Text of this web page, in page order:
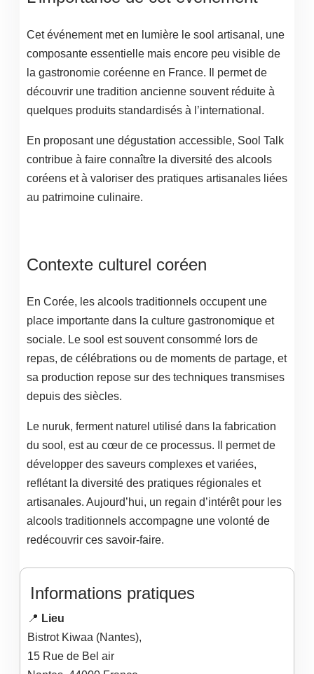
Cet événement met en lumière le sool artisanal, une
composante essentielle mais encore peu visible de
la gastronomie coréenne en France. Il permet de
découvrir une tradition ancienne souvent réduite à
quelques produits standardisés à l’international.
En proposant une dégustation accessible, Sool Talk
contribue à faire connaître la diversité des alcools
coréens et à valoriser des pratiques artisanales liées
au patrimoine culinaire.
Contexte culturel coréen
En Corée, les alcools traditionnels occupent une
place importante dans la culture gastronomique et
sociale. Le sool est souvent consommé lors de
repas, de célébrations ou de moments de partage, et
sa production repose sur des techniques transmises
depuis des siècles.
Le nuruk, ferment naturel utilisé dans la fabrication
du sool, est au cœur de ce processus. Il permet de
développer des saveurs complexes et variées,
reflétant la diversité des pratiques régionales et
artisanales. Aujourd’hui, un regain d’intérêt pour les
alcools traditionnels accompagne une volonté de
redécouvrir ces savoir-faire.
Informations pratiques
📍 Lieu
Bistrot Kiwaa (Nantes),
15 Rue de Bel air